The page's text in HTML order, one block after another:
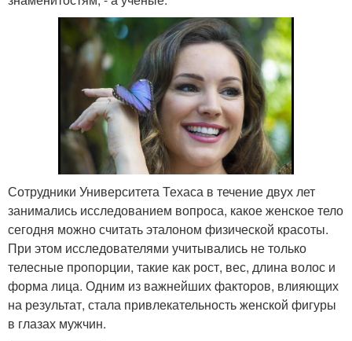
Сотрудники Университета Техаса в течение двух лет
занимались исследованием вопроса, какое женское тело
сегодня можно считать эталоном физической красоты.
При этом исследователями учитывались не только
телесные пропорции, такие как рост, вес, длина волос и
форма лица. Одним из важнейших факторов, влияющих
на результат, стала привлекательность женской фигуры
в глазах мужчин.